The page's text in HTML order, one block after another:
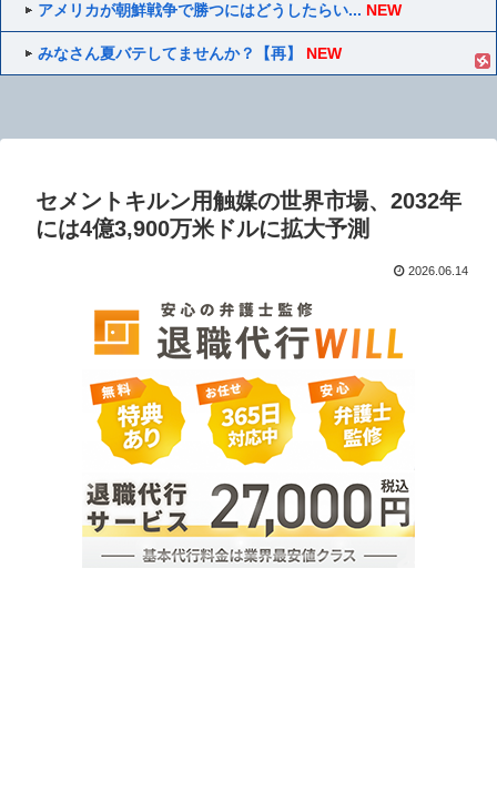
アメリカが朝鮮戦争で勝つにはどうしたらい... NEW
みなさん夏バテしてませんか？【再】 NEW
セメントキルン用触媒の世界市場、2032年
には4億3,900万米ドルに拡大予測
2026.06.14